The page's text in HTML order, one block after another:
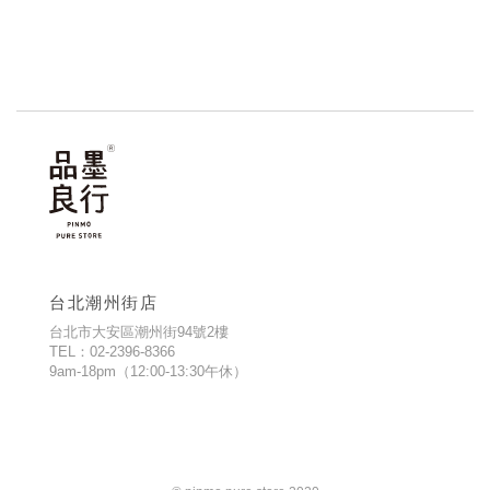
台北潮州街店
台北市大安區潮州街94號2樓
TEL：02-2396-8366
9am-18pm（12:00-13:30午休）